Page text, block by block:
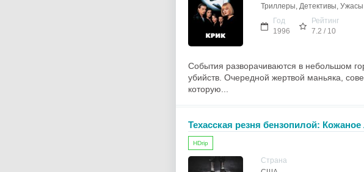
Триллеры, Детективы, Ужасы
Год
1996
Рейтинг
7.2 / 10
События разворачиваются в небольшом
убийств. Очередной жертвой маньяка,
которую...
Техасская резня бензопилой:
HDrip
Страна